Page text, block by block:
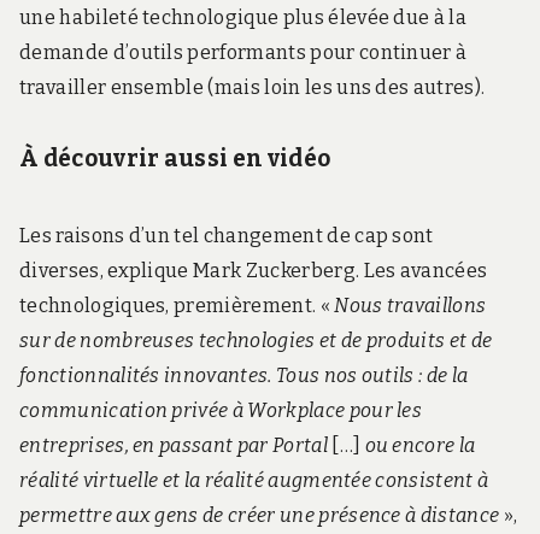
une habileté technologique plus élevée due à la
demande d’outils performants pour continuer à
travailler ensemble (mais loin les uns des autres).
À découvrir aussi en vidéo
Les raisons d’un tel changement de cap sont
diverses, explique Mark Zuckerberg. Les avancées
technologiques, premièrement. « Nous travaillons
sur de nombreuses technologies et de produits et de
fonctionnalités innovantes. Tous nos outils : de la
communication privée à Workplace pour les
entreprises, en passant par Portal[…] ou encore la
réalité virtuelle et la réalité augmentée consistent à
permettre aux gens de créer une présence à distance »,